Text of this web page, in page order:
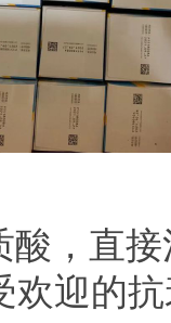
酸，直
欢迎的